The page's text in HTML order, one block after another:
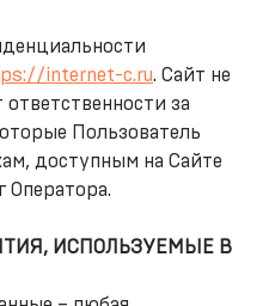
internet-c.ru. Сайт не
за
Пользователь
доступным на Сайте
Оператора.
ИСПОЛЬЗУЕМЫЕ В